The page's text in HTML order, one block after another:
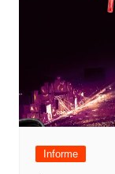
Informe